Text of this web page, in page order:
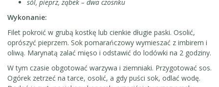
sól, pieprz, ząbek – dwa czosnku
Wykonanie:
Filet pokroić w grubą kostkę lub cienkie długie paski. Osolić,
oprószyć pieprzem. Sok pomarańczowy wymieszać z imbirem i
oliwą. Marynatą zalać mięso i odstawić do lodówki na 2 godziny.
W tym czasie obgotować warzywa i ziemniaki. Przygotować sos.
Ogórek zetrzeć na tarce, osolić, a gdy puści sok, odlać wodę.